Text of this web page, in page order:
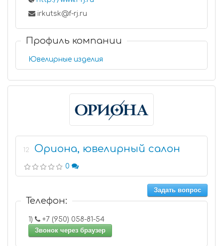
irkutsk@f-rj.ru
Профиль компании
Ювелирные изделия
12 Ориона, ювелирный салон
0
Задать вопрос
Телефон:
1)
+7 (950) 058-81-54
Звонок через браузер